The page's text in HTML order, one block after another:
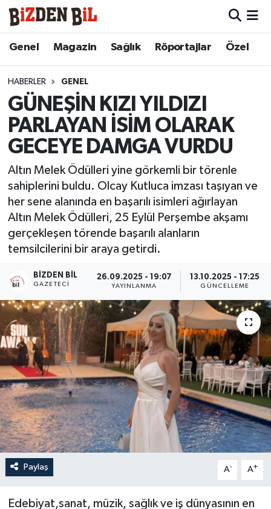
Genel Magazin Sağlık Röportajlar Özel
HABERLER GENEL
GÜNEŞİN KIZI YILDIZI
PARLAYAN İSİM OLARAK
GECEYE DAMGA VURDU
Altın Melek Ödülleri yine görkemli bir törenle
sahiplerini buldu. Olcay Kutluca imzası taşıyan ve
her sene alanında en başarılı isimleri ağırlayan
Altın Melek Ödülleri, 25 Eylül Perşembe akşamı
gerçekleşen törende başarılı alanların
temsilcilerini bir araya getirdi.
BIZDEN BIL
GAZETECI
26.09.2025 - 19:07
YAYINLANMA
13.10.2025 - 17:25
GÜNCELLEME
Paylaş A- A+
Edebiyat,sanat, müzik, sağlık ve iş dünyasının en
Hava Durumu
Trafik Durumu
Süper Lig Puan Durumu ve Fikstür
Tüm Manşetler
Son Dakika Haberleri
Haber Arşivi